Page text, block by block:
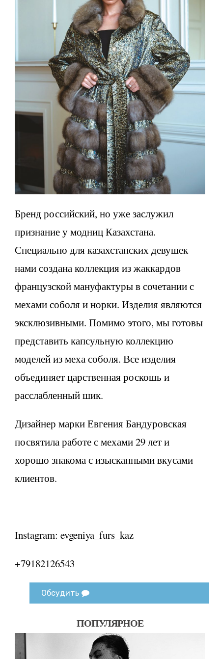
Бренд российский, но уже заслужил
признание у модниц Казахстана.
Специально для казахстанских девушек
нами создана коллекция из жаккардов
французской мануфактуры в сочетании с
мехами соболя и норки. Изделия являются
эксклюзивными. Помимо этого, мы готовы
представить капсульную коллекцию
моделей из меха соболя. Все изделия
объединяет царственная роскошь и
расслабленный шик.
Дизайнер марки Евгения Бандуровская
посвятила работе с мехами 29 лет и
хорошо знакома с изысканными вкусами
клиентов.
Instagram: evgeniya_furs_kaz
+79182126543
Обсудить
ПОПУЛЯРНОЕ